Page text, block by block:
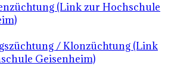
(Link zur Hochschule
/ Klonzüchtung (Link
Geisenheim)